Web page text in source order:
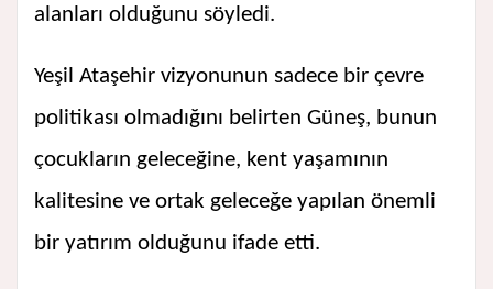
alanları olduğunu söyledi.
Yeşil Ataşehir vizyonunun sadece bir çevre
politikası olmadığını belirten Güneş, bunun
çocukların geleceğine, kent yaşamının
kalitesine ve ortak geleceğe yapılan önemli
bir yatırım olduğunu ifade etti.